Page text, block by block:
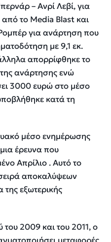
– Ανρί Λεβί, για
το Media Blast και
για ανάρτηση που
με 9,1 εκ.
απορρίφθηκε το
ανάρτησης ενώ
3000 ευρώ στο μέσο
κατά τη
μέσο ενημέρωσης
μια έρευνα που
Απρίλιο . Αυτό το
αποκαλύψεων
εξωτερικής
του 2009 και του 2011, ο